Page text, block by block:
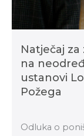
Natječaj
na
ustanovi
Požega
Odluka o